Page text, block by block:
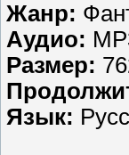
Жанр:
Аудио:
Размер:
Язык: